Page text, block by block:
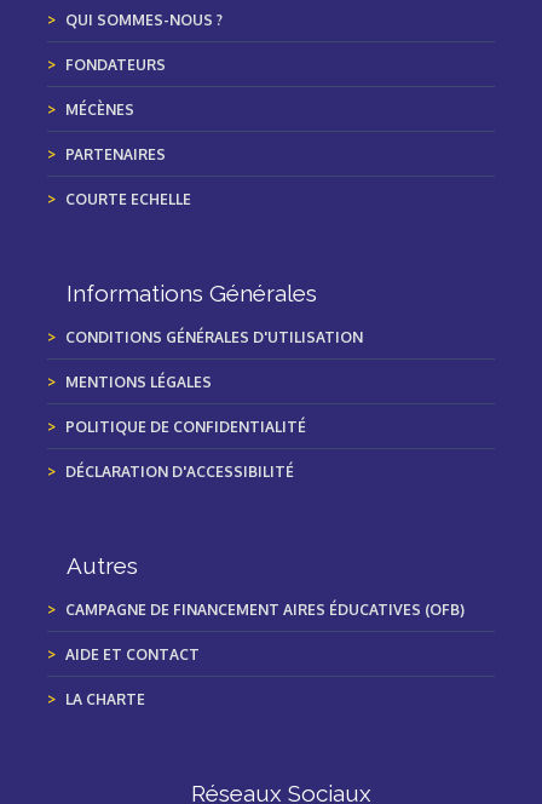
QUI SOMMES-NOUS ?
FONDATEURS
MÉCÈNES
PARTENAIRES
COURTE ECHELLE
Informations Générales
CONDITIONS GÉNÉRALES D'UTILISATION
MENTIONS LÉGALES
POLITIQUE DE CONFIDENTIALITÉ
DÉCLARATION D'ACCESSIBILITÉ
Autres
CAMPAGNE DE FINANCEMENT AIRES ÉDUCATIVES (OFB)
AIDE ET CONTACT
LA CHARTE
Réseaux Sociaux